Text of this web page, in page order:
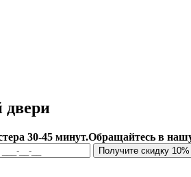
двери
30-45 минут.Обращайтесь в
Получите скидку 10%